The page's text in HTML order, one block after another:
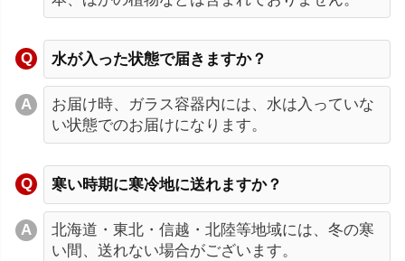
水が入った状態で届きますか？
お届け時、ガラス容器内には、水は入っていな
い状態でのお届けになります。
寒い時期に寒冷地に送れますか？
北海道・東北・信越・北陸等地域には、冬の寒
い間、送れない場合がございます。